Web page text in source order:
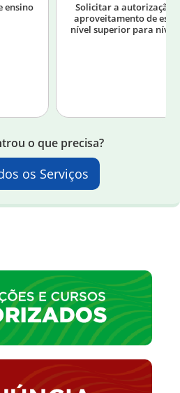
ensino
Solicitar a autorização
aproveitamento de
nível superior para nível
o que precisa?
os Serviços